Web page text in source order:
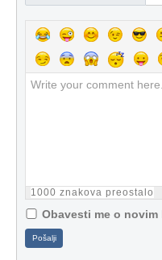
1000 znakova preostalo
Obavesti me o novim
Pošalji